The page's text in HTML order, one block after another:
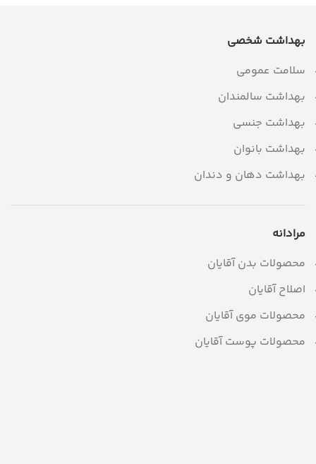
بهداشت شخصی
سلامت عمومی
بهداشت سالمندان
بهداشت جنسی
بهداشت بانوان
بهداشت دهان و دندان
مرادانه
محصولات بدن آقایان
اصلاح آقایان
محصولات موی آقایان
محصولات پوست آقایان